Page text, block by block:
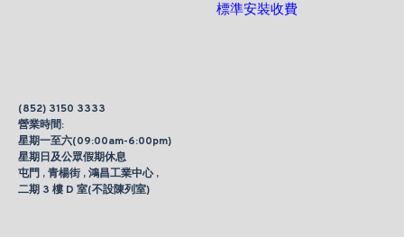
標準安裝收費
(852) 3150 3333
營業時間:
星期一至六(09:00am-6:00pm)
星期日及公眾假期休息
屯門 , 青楊街 , 鴻昌工業中心 ,
二期 3 樓 D 室(不設陳列室)